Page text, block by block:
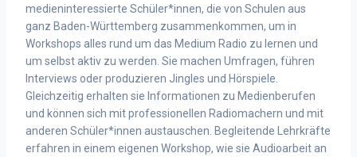
medieninteressierte Schüler*innen, die von Schulen aus
ganz Baden-Württemberg zusammenkommen, um in
Workshops alles rund um das Medium Radio zu lernen und
um selbst aktiv zu werden. Sie machen Umfragen, führen
Interviews oder produzieren Jingles und Hörspiele.
Gleichzeitig erhalten sie Informationen zu Medienberufen
und können sich mit professionellen Radiomachern und mit
anderen Schüler*innen austauschen. Begleitende Lehrkräfte
erfahren in einem eigenen Workshop, wie sie Audioarbeit an